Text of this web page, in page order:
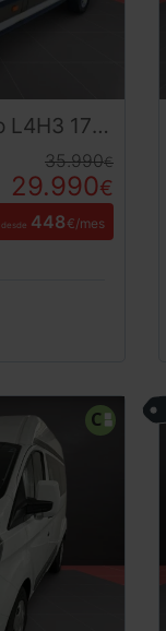
Volumen Ocasión ¡Desde 450 €/mes!
35.990€
29.990€
desde 448€/mes